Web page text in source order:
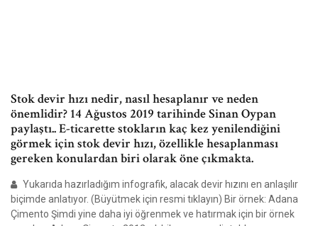
Stok devir hızı nedir, nasıl hesaplanır ve neden
önemlidir? 14 Ağustos 2019 tarihinde Sinan Oypan
paylaştı.. E-ticarette stokların kaç kez yenilendiğini
görmek için stok devir hızı, özellikle hesaplanması
gereken konulardan biri olarak öne çıkmakta.
Yukarıda hazırladığım infografik, alacak devir hızını en anlaşılır
biçimde anlatıyor. (Büyütmek için resmi tıklayın) Bir örnek: Adana
Çimento Şimdi yine daha iyi öğrenmek ve hatırmak için bir örnek